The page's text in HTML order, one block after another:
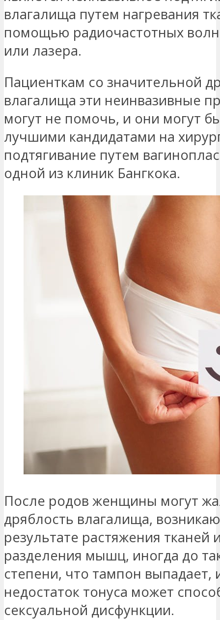
влагалища путем нагревания
помощью радиочастотных
или лазера.
Пациенткам со значительной
влагалища эти неинвазивные
могут не помочь, и они могут
лучшими кандидатами на
подтягивание путем
одной из клиник Бангкока.
После родов женщины могут
дряблость влагалища,
результате растяжения тканей
разделения мышц, иногда до
степени, что тампон выпадает,
недостаток тонуса может
сексуальной дисфункции.